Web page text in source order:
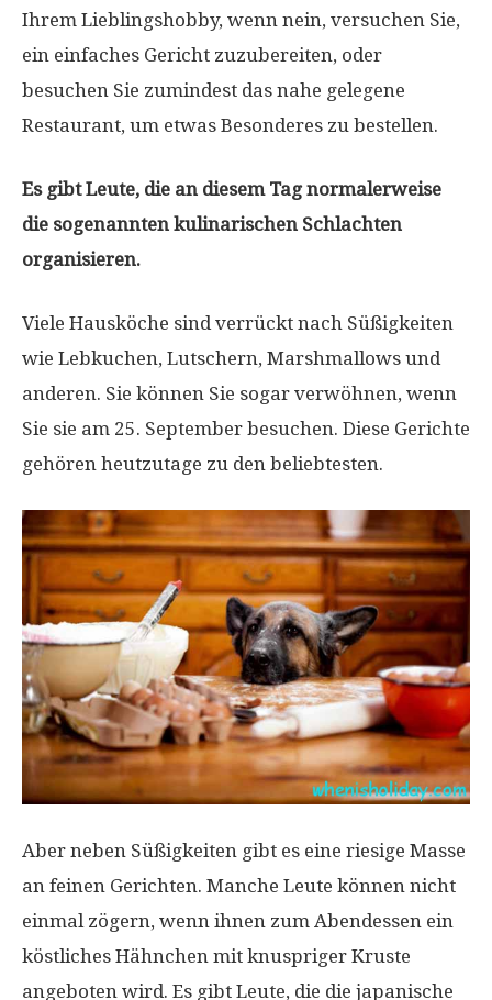
Ihrem Lieblingshobby, wenn nein, versuchen Sie,
ein einfaches Gericht zuzubereiten, oder
besuchen Sie zumindest das nahe gelegene
Restaurant, um etwas Besonderes zu bestellen.
Es gibt Leute, die an diesem Tag normalerweise
die sogenannten kulinarischen Schlachten
organisieren.
Viele Hausköche sind verrückt nach Süßigkeiten
wie Lebkuchen, Lutschern, Marshmallows und
anderen. Sie können Sie sogar verwöhnen, wenn
Sie sie am 25. September besuchen. Diese Gerichte
gehören heutzutage zu den beliebtesten.
Aber neben Süßigkeiten gibt es eine riesige Masse
an feinen Gerichten. Manche Leute können nicht
einmal zögern, wenn ihnen zum Abendessen ein
köstliches Hähnchen mit knuspriger Kruste
angeboten wird. Es gibt Leute, die die japanische